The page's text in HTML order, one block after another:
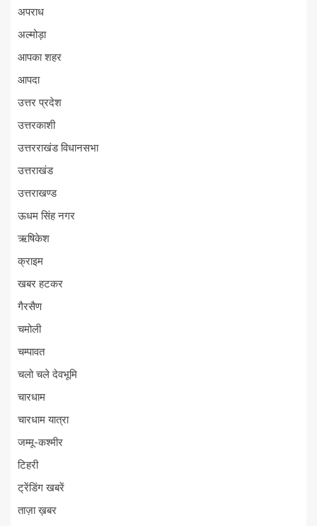
अपराध
अल्मोड़ा
आपका शहर
आपदा
उत्तर प्रदेश
उत्तरकाशी
उत्तरराखंड विधानसभा
उत्तराखंड
उत्तराखण्ड
ऊधम सिंह नगर
ऋषिकेश
क्राइम
खबर हटकर
गैरसैण
चमोली
चम्पावत
चलो चले देवभूमि
चारधाम
चारधाम यात्रा
जम्मू-कश्मीर
टिहरी
ट्रेंडिंग खबरें
ताज़ा ख़बर